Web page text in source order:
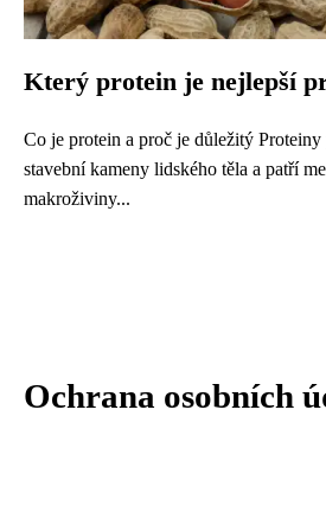
Který protein je nejlepší
Co je protein a proč je důležitý
stavební kameny lidského těla a patří
makroživiny...
Ochrana osobních